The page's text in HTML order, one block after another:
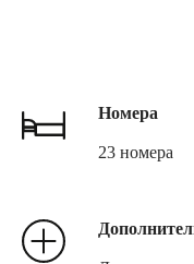
Номера
23 номера